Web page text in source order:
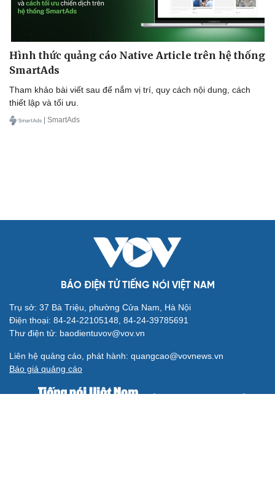
Hình thức quảng cáo Native Article trên hệ thống
SmartAds
Tham khảo bài viết sau để nắm vị trí, quy cách nội dung, cách
thiết lập và tối ưu.
| SmartAds
BÁO ĐIỆN TỬ TIẾNG NÓI VIỆT NAM
Trụ sở: 37 Bà Triệu, phường Cửa Nam, Hà Nội
Điện thoại: 84-24-22105148, 84-24-39785691
Thư điện tử: baodientuvov@vov.vn
Liên hệ quảng cáo, phát hành: quangcao@vovnews.vn
Báo giá quảng cáo
Báo in xuất bản thứ Năm hàng tuần